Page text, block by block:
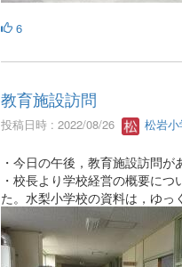
6
教育施設訪問
投稿日時 : 2022/08/26 松岩
・今日の午後，教育施設訪問
・校長より学校経営の概要に
た。水梨小学校の資料は，ゆっ